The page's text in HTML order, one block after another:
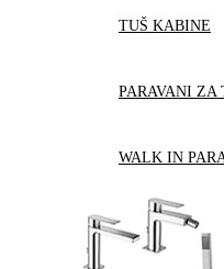
TUŠ KABINE
PARAVANI ZA
WALK IN